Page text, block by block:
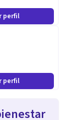
perfil
perfil